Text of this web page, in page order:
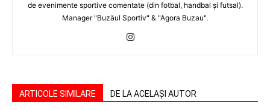
de evenimente sportive comentate (din fotbal, handbal şi futsal).
Manager "Buzăul Sportiv" & "Agora Buzau".
ARTICOLE SIMILARE DE LA ACELAȘI AUTOR